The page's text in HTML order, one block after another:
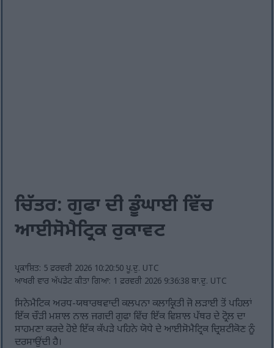
ਚਿੱਤਰ: ਗੁਫਾ ਦੀ ਡੂੰਘਾਈ ਵਿੱਚ
ਆਈਸੋਮੈਟ੍ਰਿਕ ਰੁਕਾਵਟ
ਪ੍ਰਕਾਸ਼ਿਤ: 5 ਫ਼ਰਵਰੀ 2026 10:20:50 ਪੂ.ਦੁ. UTC
ਆਖਰੀ ਵਾਰ ਅੱਪਡੇਟ ਕੀਤਾ ਗਿਆ: 1 ਫ਼ਰਵਰੀ 2026 9:36:38 ਬਾ.ਦੁ. UTC
ਸਿਨੇਮੈਟਿਕ ਅਰਧ-ਯਥਾਰਥਵਾਦੀ ਕਲਪਨਾ ਕਲਾਕ੍ਰਿਤੀ ਜੋ ਲੜਾਈ ਤੋਂ ਪਹਿਲਾਂ
ਇੱਕ ਚੌੜੀ ਮਸ਼ਾਲ ਨਾਲ ਜਗਦੀ ਗੁਫਾ ਵਿੱਚ ਇੱਕ ਵਿਸ਼ਾਲ ਪੱਥਰ ਦੇ ਟ੍ਰੋਲ ਦਾ
ਸਾਹਮਣਾ ਕਰਦੇ ਹੋਏ ਇੱਕ ਕੱਪੜੇ ਪਹਿਨੇ ਯੋਧੇ ਦੇ ਆਈਸੋਮੈਟ੍ਰਿਕ ਦ੍ਰਿਸ਼ਟੀਕੋਣ ਨੂੰ
ਦਰਸਾਉਂਦੀ ਹੈ।